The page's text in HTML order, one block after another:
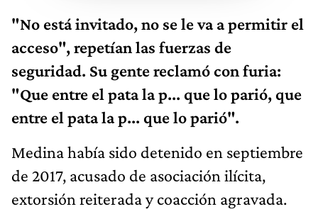
"No está invitado, no se le va a permitir el
acceso", repetían las fuerzas de
seguridad. Su gente reclamó con furia:
"Que entre el pata la p... que lo parió, que
entre el pata la p... que lo parió".
Medina había sido detenido en septiembre
de 2017, acusado de asociación ilícita,
extorsión reiterada y coacción agravada.